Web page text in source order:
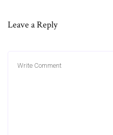
Leave a Reply